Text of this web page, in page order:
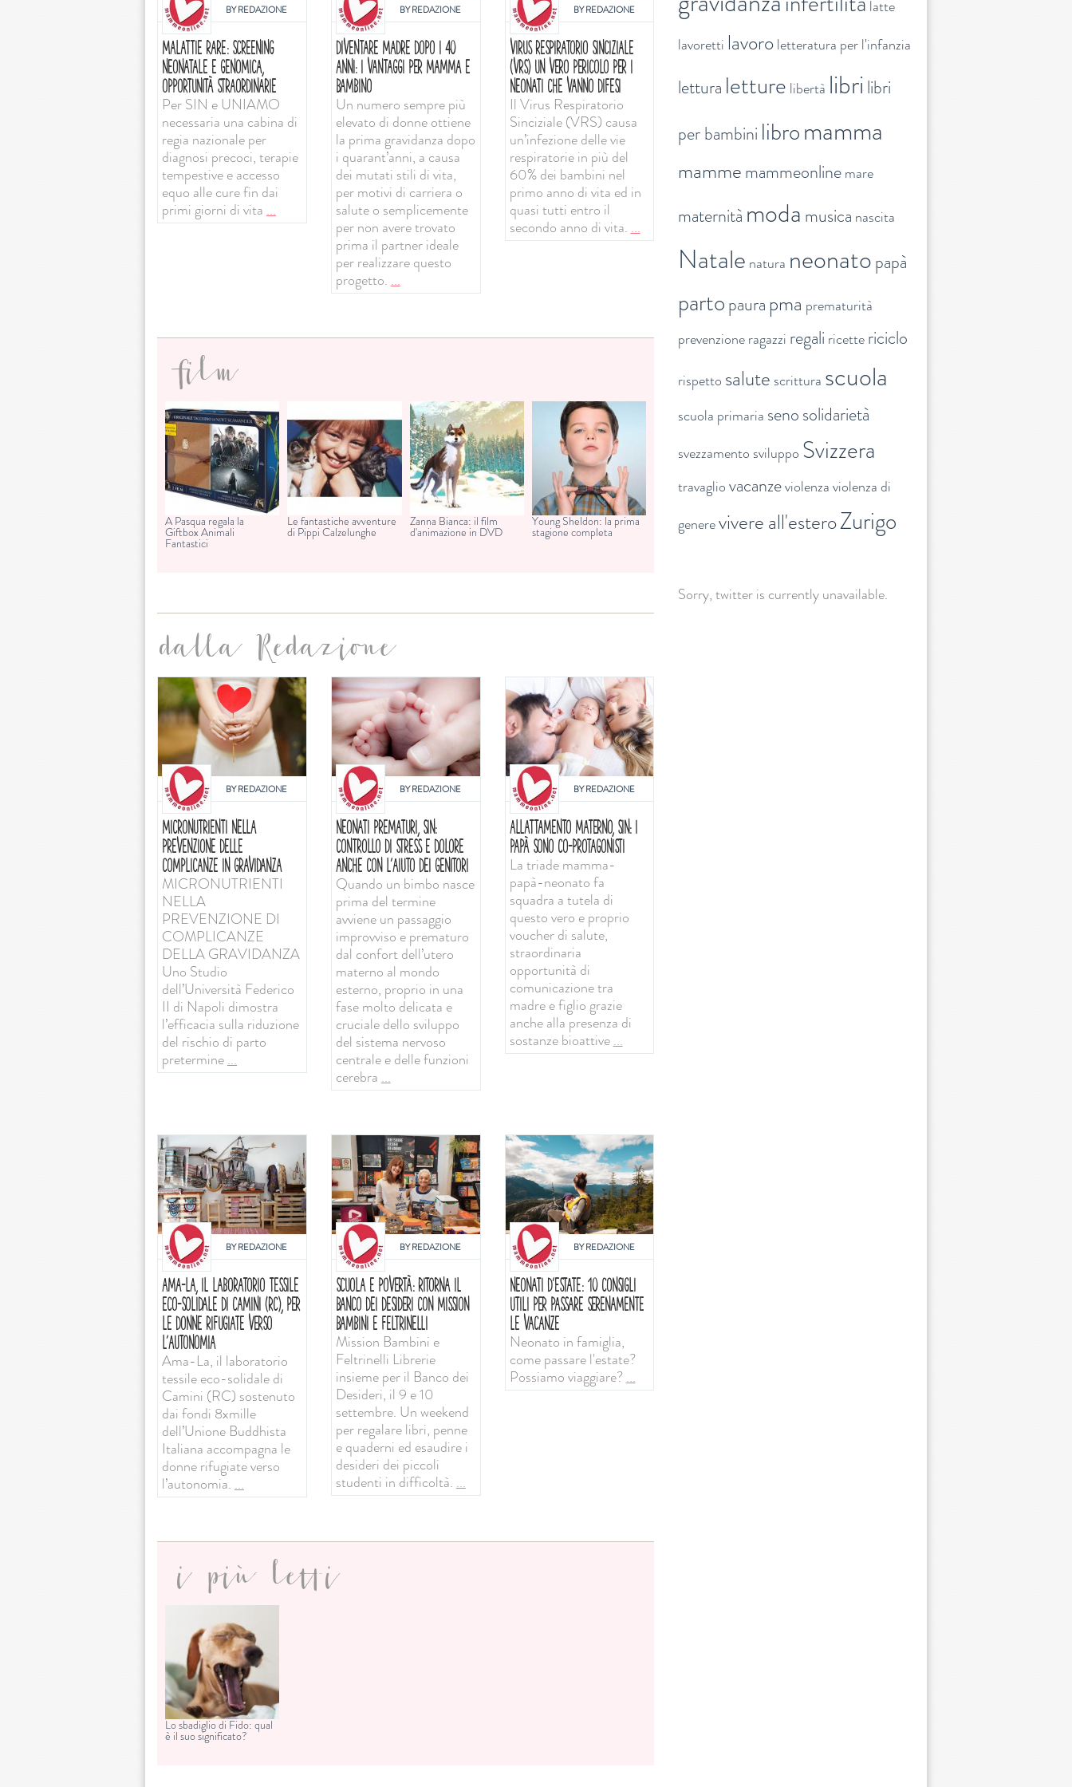
BYREDAZIONE
MALATTIE RARE: SCREENING
NEONATALE E GENOMICA,
OPPORTUNITÀ STRAORDINARIE
Per SIN e UNIAMO
necessaria una cabina di
regia nazionale per
diagnosi precoci, terapie
tempestive e accesso
equo alle cure fin dai
primi giorni di vita ...
BYREDAZIONE
DIVENTARE MADRE DOPO I 40
ANNI: I VANTAGGI PER MAMMA E
BAMBINO
Un numero sempre più
elevato di donne ottiene
la prima gravidanza dopo
i quarant’anni, a causa
dei mutati stili di vita,
per motivi di carriera o
salute o semplicemente
per non avere trovato
prima il partner ideale
per realizzare questo
progetto. ...
BYREDAZIONE
VIRUS RESPIRATORIO SINCIZIALE
(VRS) UN VERO PERICOLO PER I
NEONATI CHE VANNO DIFESI
Il Virus Respiratorio
Sinciziale (VRS) causa
un’infezione delle vie
respiratorie in più del
60% dei bambini nel
primo anno di vita ed in
quasi tutti entro il
secondo anno di vita. ...
film
A Pasqua regala la
Giftbox Animali
Fantastici
Le fantastiche avventure
di Pippi Calzelunghe
Zanna Bianca: il film
d'animazione in DVD
Young Sheldon: la prima
stagione completa
dalla Redazione
BYREDAZIONE
MICRONUTRIENTI NELLA
PREVENZIONE DELLE
COMPLICANZE IN GRAVIDANZA
MICRONUTRIENTI
NELLA
PREVENZIONE DI
COMPLICANZE
DELLA GRAVIDANZA
Uno Studio
dell’Università Federico
II di Napoli dimostra
l’efficacia sulla riduzione
del rischio di parto
pretermine...
BYREDAZIONE
NEONATI PREMATURI, SIN:
CONTROLLO DI STRESS E DOLORE
ANCHE CON L'AIUTO DEI GENITORI
Quando un bimbo nasce
prima del termine
avviene un passaggio
improvviso e prematuro
dal confort dell’utero
materno al mondo
esterno, proprio in una
fase molto delicata e
cruciale dello sviluppo
del sistema nervoso
centrale e delle funzioni
cerebra ...
BYREDAZIONE
ALLATTAMENTO MATERNO, SIN: I
PAPÀ SONO CO-PROTAGONISTI
La triade mamma-
papà-neonato fa
squadra a tutela di
questo vero e proprio
voucher di salute,
straordinaria
opportunità di
comunicazione tra
madre e figlio grazie
anche alla presenza di
sostanze bioattive...
BYREDAZIONE
AMA-LA, IL LABORATORIO TESSILE
ECO-SOLIDALE DI CAMINI (RC), PER
LE DONNE RIFUGIATE VERSO
L’AUTONOMIA
Ama-La, il laboratorio
tessile eco-solidale di
Camini (RC) sostenuto
dai fondi 8xmille
dell’Unione Buddhista
Italiana accompagna le
donne rifugiate verso
l’autonomia. ...
BYREDAZIONE
SCUOLA E POVERTÀ: RITORNA IL
BANCO DEI DESIDERI CON MISSION
BAMBINI E FELTRINELLI
Mission Bambini e
Feltrinelli Librerie
insieme per il Banco dei
Desideri, il 9 e 10
settembre. Un weekend
per regalare libri, penne
e quaderni ed esaudire i
desideri dei piccoli
studenti in difficoltà. ...
BYREDAZIONE
NEONATI D'ESTATE: 10 CONSIGLI
UTILI PER PASSARE SERENAMENTE
LE VACANZE
Neonato in famiglia,
come passare l'estate?
Possiamo viaggiare?...
i più letti
Lo sbadiglio di Fido: qual
è il suo significato?
latte
lavoretti lavoroletteratura per l'infanzia
lettura letture libertà libri libri
per bambini libromamma
mammemammeonlinemare
maternità moda musica nascita
Natale natura neonatopapà
partopaura pma prematurità
prevenzioneragazzi regali ricettericiclo
rispetto salute scrittura scuola
scuola primaria senosolidarietà
svezzamento sviluppo Svizzera
travaglio vacanzeviolenza violenza di
generevivere all'esteroZurigo
Sorry, twitter is currently unavailable.